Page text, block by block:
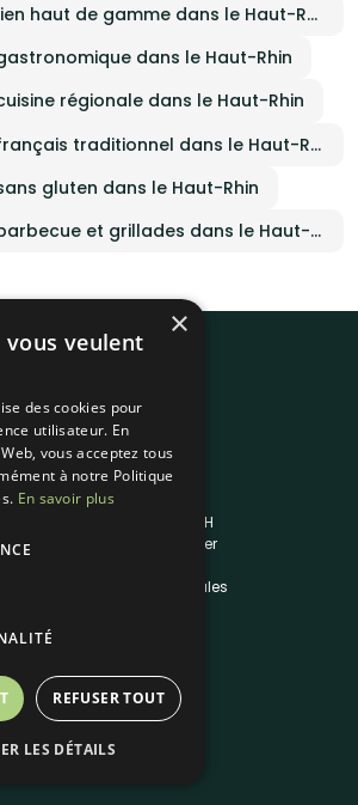
Traiteur vegetarien haut de gamme dans le Haut-Rhin
dans le Haut-Rhin
régionale dans le Haut-Rhin
Traiteur cuisine français traditionnel dans le Haut-Rhin
gluten dans le Haut-Rhin
Traiteur cuisine barbecue et grillades dans le Haut-Rhin
Liens utiles
Traiteur en 48H
Nous contacter
Mentions légales
×
vous veulent
des cookies pour
utilisateur. En
vous acceptez tous
à notre Politique
En savoir plus
REFUSER TOUT
LES DÉTAILS